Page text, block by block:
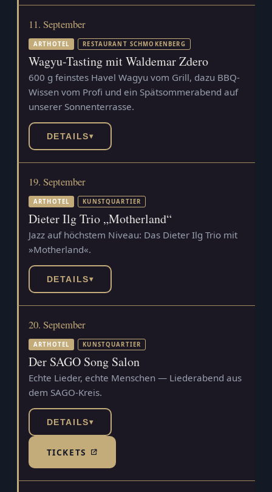
11. September
ARTHOTEL RESTAURANT SCHMOKENBERG
Wagyu-Tasting mit Waldemar Zdero
600 g feinstes Havel Wagyu vom Grill, dazu BBQ-
Wissen vom Profi und ein Spätsommerabend auf
unserer Sonnenterrasse.
DETAILS▾
19. September
ARTHOTEL KUNSTQUARTIER
Dieter Ilg Trio „Motherland“
Jazz auf höchstem Niveau: Das Dieter Ilg Trio mit
»Motherland«.
DETAILS▾
20. September
ARTHOTEL KUNSTQUARTIER
Der SAGO Song Salon
Echte Lieder, echte Menschen — Liederabend aus
dem SAGO-Kreis.
DETAILS▾
TICKETS(TICKETSHOP, ÖFFNET IN NEUEM TAB)